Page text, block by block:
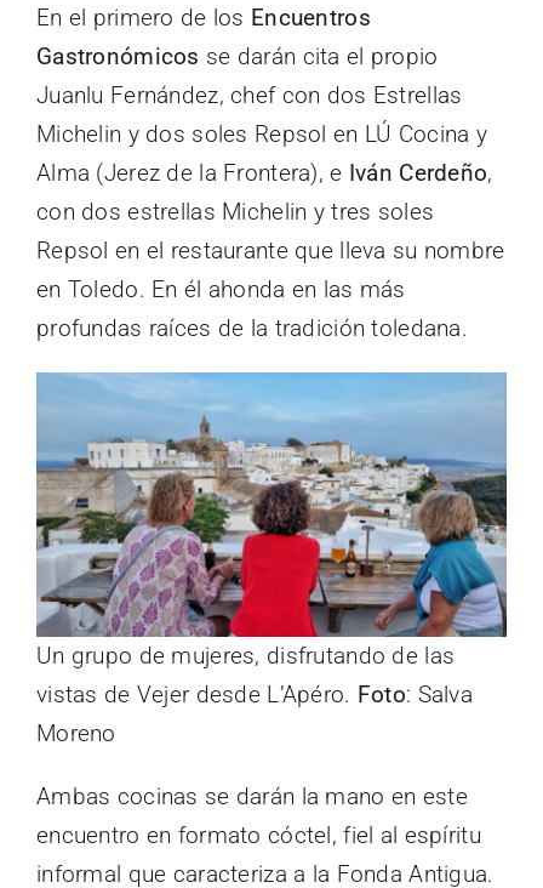
En el primero de los Encuentros
Gastronómicos se darán cita el propio
Juanlu Fernández, chef con dos Estrellas
Michelin y dos soles Repsol en LÚ Cocina y
Alma (Jerez de la Frontera), e Iván Cerdeño,
con dos estrellas Michelin y tres soles
Repsol en el restaurante que lleva su nombre
en Toledo. En él ahonda en las más
profundas raíces de la tradición toledana.
Un grupo de mujeres, disfrutando de las
vistas de Vejer desde L’Apéro. Foto: Salva
Moreno
Ambas cocinas se darán la mano en este
encuentro en formato cóctel, fiel al espíritu
informal que caracteriza a la Fonda Antigua.